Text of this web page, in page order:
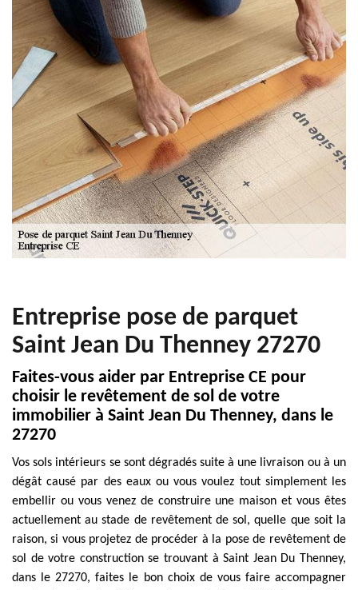
Entreprise pose de parquet
Saint Jean Du Thenney 27270
Faites-vous aider par Entreprise CE pour
choisir le revêtement de sol de votre
immobilier à Saint Jean Du Thenney, dans le
27270
Vos sols intérieurs se sont dégradés suite à une livraison ou à un
dégât causé par des eaux ou vous voulez tout simplement les
embellir ou vous venez de construire une maison et vous êtes
actuellement au stade de revêtement de sol, quelle que soit la
raison, si vous projetez de procéder à la pose de revêtement de
sol de votre construction se trouvant à Saint Jean Du Thenney,
dans le 27270, faites le bon choix de vous faire accompagner